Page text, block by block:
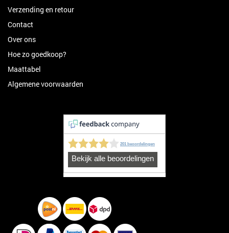
Verzending en retour
Contact
Over ons
Hoe zo goedkoop?
Maattabel
Algemene voorwaarden